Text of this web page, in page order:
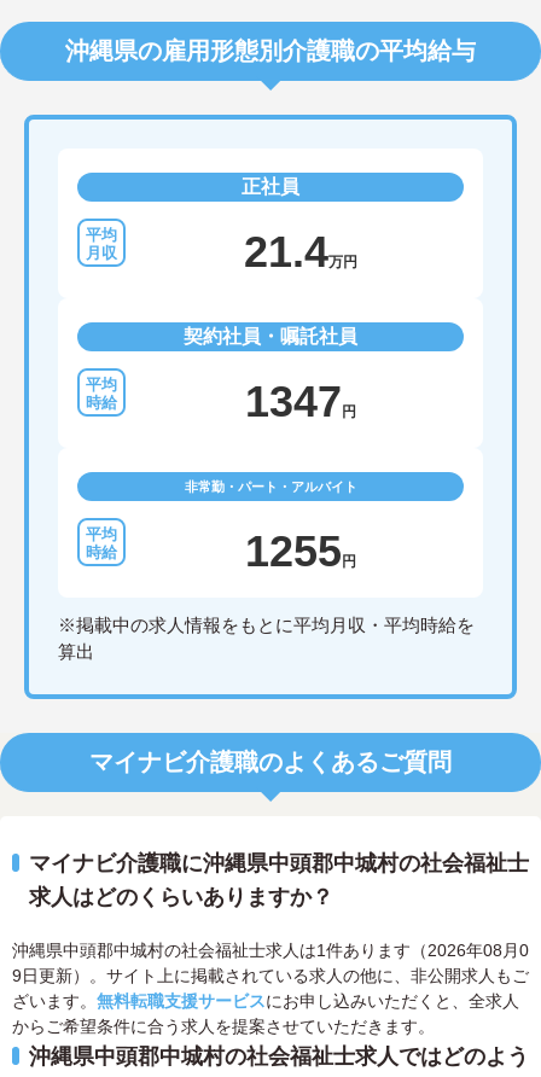
沖縄県の雇用形態別介護職の平均給与
正社員
21.4万円
契約社員・嘱託社員
1347 円
非常勤・パート・アルバイト
1255 円
※掲載中の求人情報をもとに平均月収・平均時給を
算出
マイナビ介護職のよくあるご質問
マイナビ介護職に沖縄県中頭郡中城村の社会福祉士
求人はどのくらいありますか？
沖縄県中頭郡中城村の社会福祉士求人は1件あります（2026年08月0
9日更新）。サイト上に掲載されている求人の他に、非公開求人もご
ざいます。 無料転職支援サービスにお申し込みいただくと、全求人
からご希望条件に合う求人を提案させていただきます。
沖縄県中頭郡中城村の社会福祉士求人ではどのよう